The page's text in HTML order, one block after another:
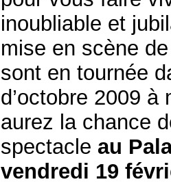
inoubliable et
mise en scène
sont en tournée
d’octobre 2009
aurez la chance
spectacle au
vendredi 19